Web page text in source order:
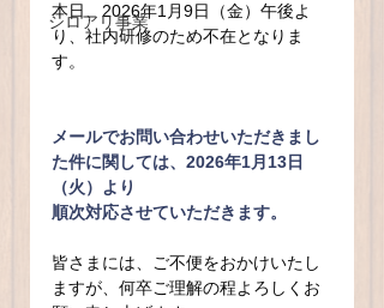
シロアリ事業
本日、2026年1月9日（金）午後よ
り、社内研修のため不在となりま
す。
メールでお問い合わせいただきまし
た件に関しては、2026年1月13日
（火）より
順次対応させていただきます。
皆さまには、ご不便をおかけいたし
ますが、何卒ご理解の程よろしくお